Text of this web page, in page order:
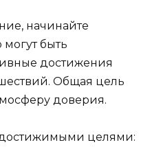
начинайте
быть
достижения
Общая цель
доверия.
достижимыми целями: